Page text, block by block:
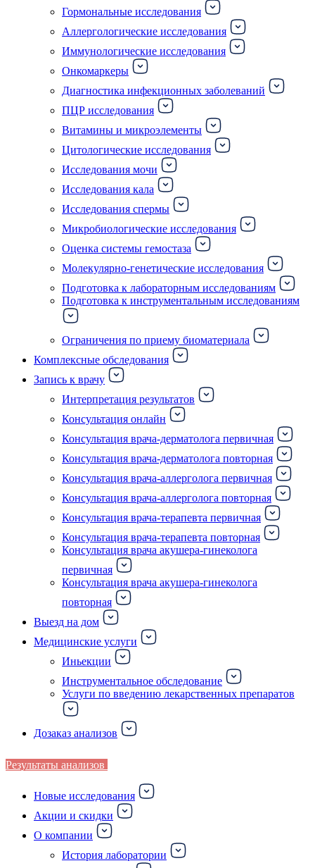
Гормональные исследования
Аллергологические исследования
Иммунологические исследования
Онкомаркеры
Диагностика инфекционных заболеваний
ПЦР исследования
Витамины и микроэлементы
Цитологические исследования
Исследования мочи
Исследования кала
Исследования спермы
Микробиологические исследования
Оценка системы гемостаза
Молекулярно-генетические исследования
Подготовка к лабораторным исследованиям
Подготовка к инструментальным исследованиям
Ограничения по приему биоматериала
Комплексные обследования
Запись к врачу
Интерпретация результатов
Консультация онлайн
Консультация врача-дерматолога первичная
Консультация врача-дерматолога повторная
Консультация врача-аллерголога первичная
Консультация врача-аллерголога повторная
Консультация врача-терапевта первичная
Консультация врача-терапевта повторная
Консультация врача акушера-гинеколога
первичная
Консультация врача акушера-гинеколога
повторная
Выезд на дом
Медицинские услуги
Иньекции
Инструментальное обследование
Услуги по введению лекарственных препаратов
Дозаказ анализов
Результаты анализов
Новые исследования
Акции и скидки
О компании
История лаборатории